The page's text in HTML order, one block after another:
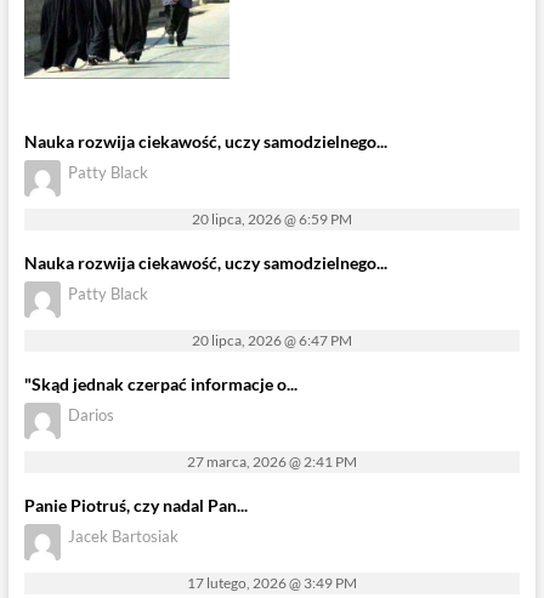
Nauka rozwija ciekawość, uczy samodzielnego...
Patty Black
20 lipca, 2026 @ 6:59 PM
Nauka rozwija ciekawość, uczy samodzielnego...
Patty Black
20 lipca, 2026 @ 6:47 PM
"Skąd jednak czerpać informacje o...
Darios
27 marca, 2026 @ 2:41 PM
Panie Piotruś, czy nadal Pan...
Jacek Bartosiak
17 lutego, 2026 @ 3:49 PM